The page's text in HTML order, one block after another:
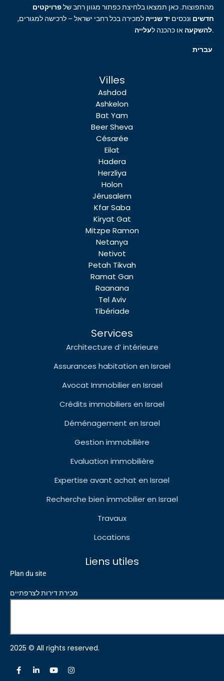
מהתפוצות. כאן תמצאו בלחיצת כפתור מגוון רחב שלפרויקטים
חדשים ונכסים יד שנייה למכירה בכל רחבי ישראל – לרכישה למגורים,
להשקעה או כהכנה לעלייה .
Villes
Ashdod
Ashkelon
Bat Yam
Beer Sheva
Césarée
Eilat
Hadera
Herzliya
Holon
Jérusalem
Kfar Saba
Kiryat Gat
Mitzpe Ramon
Netanya
Netivot
Petah Tikvah
Ramat Gan
Raanana
Tel Aviv
Tibériade
Services
Architecture d’ intérieure
Assurances habitation en Israel
Avocat Immobilier en Israel
Crédits immobiliers en Israel
Déménagement en Israel
Gestion immobilière
Evaluation immobilière
Expertise avant achat en Israel
Recherche bien immobilier en Israel
Travaux
Locations
Liens utiles
Plan du site
מכירת דירות לצרפתיים
2025 © All rights reserved.